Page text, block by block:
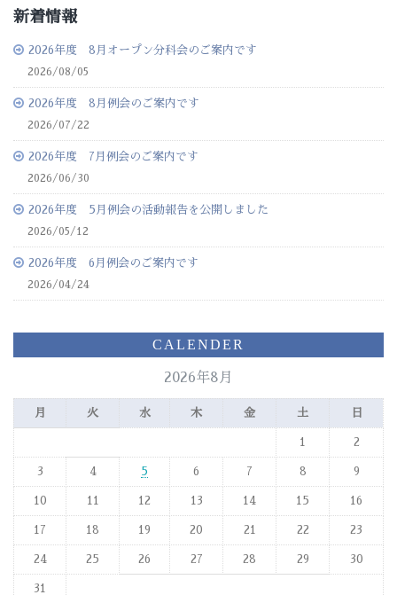
新着情報
2026年度 8月オープン分科会のご案内です
2026/08/05
2026年度 8月例会のご案内です
2026/07/22
2026年度 7月例会のご案内です
2026/06/30
2026年度 5月例会の活動報告を公開しました
2026/05/12
2026年度 6月例会のご案内です
2026/04/24
CALENDER
2026年8月
月 火 水 木 金 土 日
1 2
3 4 5 6 7 8 9
10 11 12 13 14 15 16
17 18 19 20 21 22 23
24 25 26 27 28 29 30
31